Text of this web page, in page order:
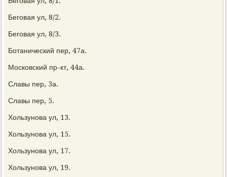
Беговая ул, 8/2.
Беговая ул, 8/3.
Ботанический пер, 47а.
Московский пр-кт, 44а.
Славы пер, 3а.
Славы пер, 5.
Хользунова ул, 13.
Хользунова ул, 15.
Хользунова ул, 17.
Хользунова ул, 19.